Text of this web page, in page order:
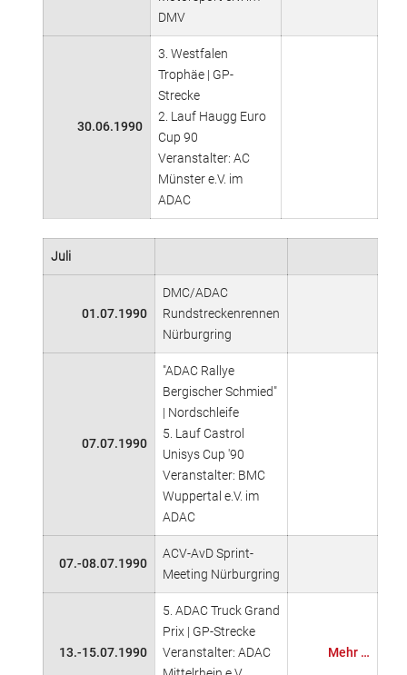
DMV
30.06.1990
3. Westfalen
Trophäe | GP-
Strecke
2. Lauf Haugg Euro
Cup 90
Veranstalter: AC
Münster e.V. im
ADAC
Juli
01.07.1990
DMC/ADAC
Rundstreckenrennen
Nürburgring
07.07.1990
"ADAC Rallye
Bergischer Schmied"
| Nordschleife
5. Lauf Castrol
Unisys Cup '90
Veranstalter: BMC
Wuppertal e.V. im
ADAC
07.-08.07.1990
ACV-AvD Sprint-
Meeting Nürburgring
13.-15.07.1990
5. ADAC Truck Grand
Prix | GP-Strecke
Veranstalter: ADAC
Mehr …